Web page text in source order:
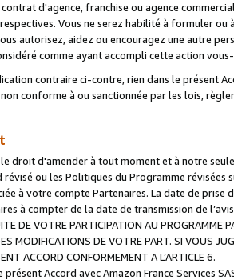
d'agence, franchise ou agence
Vous ne serez habilité à formuler
autorisez, aidez ou encouragez une autre
comme ayant accompli cette action
contraire ci-contre, rien dans le présent
non conforme à ou sanctionnée par les lois,
droit d'amender à tout moment et à notre
révisé ou les Politiques du Programme
à votre compte Partenaires. La date de
à compter de la date de transmission de
DE VOTRE PARTICIPATION AU PROGRAMME
MODIFICATIONS DE VOTRE PART. SI VOUS
ACCORD CONFORMEMENT A L’ARTICLE 6.
présent Accord avec Amazon France Services